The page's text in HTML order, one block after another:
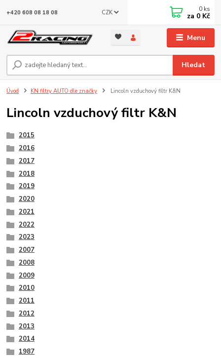
Menu
CZK
Hledat
+420 608 08 18 08 0 ks
za 0 Kč
Úvod KN filtry AUTO dle značky Lincoln vzduchový filtr K&N
Lincoln vzduchový filtr K&N
2015
2016
2017
2018
2019
2020
2021
2022
2023
2007
2008
2009
2010
2011
2012
2013
2014
1987